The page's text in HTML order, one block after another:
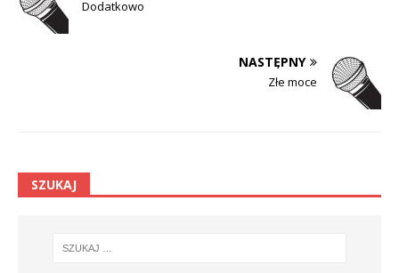
Dodatkowo
NASTĘPNY
Złe moce
SZUKAJ